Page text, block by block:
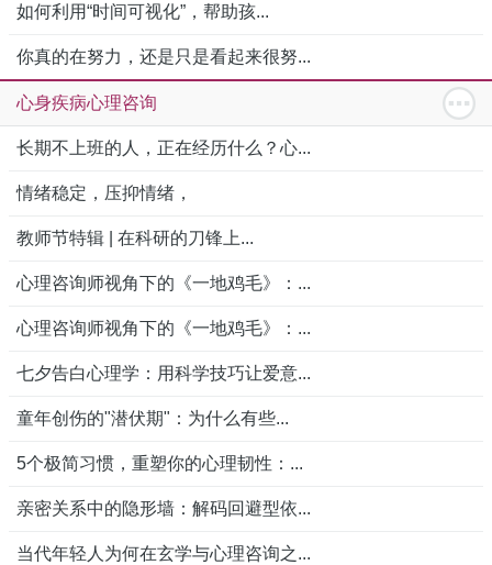
如何利用“时间可视化”，帮助孩...
你真的在努力，还是只是看起来很努...
心身疾病心理咨询
长期不上班的人，正在经历什么？心...
情绪稳定，压抑情绪，
教师节特辑 | 在科研的刀锋上...
心理咨询师视角下的《一地鸡毛》：...
心理咨询师视角下的《一地鸡毛》：...
七夕告白心理学：用科学技巧让爱意...
童年创伤的"潜伏期"：为什么有些...
5个极简习惯，重塑你的心理韧性：...
亲密关系中的隐形墙：解码回避型依...
当代年轻人为何在玄学与心理咨询之...